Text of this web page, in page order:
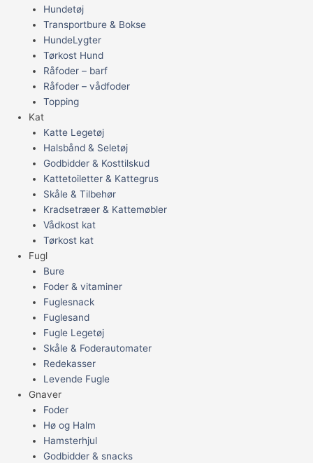
Hundetøj
Transportbure & Bokse
HundeLygter
Tørkost Hund
Råfoder – barf
Råfoder – vådfoder
Topping
Kat
Katte Legetøj
Halsbånd & Seletøj
Godbidder & Kosttilskud
Kattetoiletter & Kattegrus
Skåle & Tilbehør
Kradsetræer & Kattemøbler
Vådkost kat
Tørkost kat
Fugl
Bure
Foder & vitaminer
Fuglesnack
Fuglesand
Fugle Legetøj
Skåle & Foderautomater
Redekasser
Levende Fugle
Gnaver
Foder
Hø og Halm
Hamsterhjul
Godbidder & snacks